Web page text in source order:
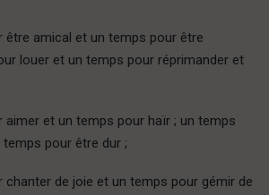
être amical et un temps pour être
louer et un temps pour réprimander et
aimer et un temps pour haïr ; un temps
pour être dur ;
chanter de joie et un temps pour gémir de